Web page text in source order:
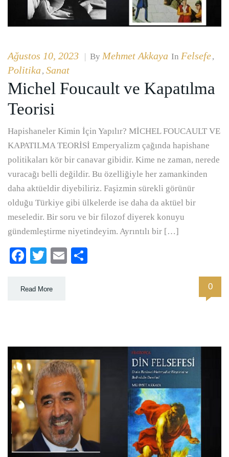
Ağustos 10, 2023 | By Mehmet Akkaya In Felsefe,
Politika, Sanat
Michel Foucault ve Kapatılma
Teorisi
Hapishaneler Kimin İçin Yapılır? MİCHEL FOUCAULT VE
KAPATILMA TEORİSİ Emperyalizm çağında hapishane
politikaları kör bir canavar gibidir. Kime ne zaman, nerede
vuracağı belli değildir. Bu özelliğiyle her zamankinden
daha aktüeldir diyebiliriz. Faşizmin sürekli görünür
olduğu Türkiye gibi ülkelerde ise daha da aktüel bir
meseledir. Bir soru ve bir filozof diyerek konuyu
gündemleştirme niyetindeyim. Ayrıntılı bir […]
Facebook
TwitterEmail
Read More 0